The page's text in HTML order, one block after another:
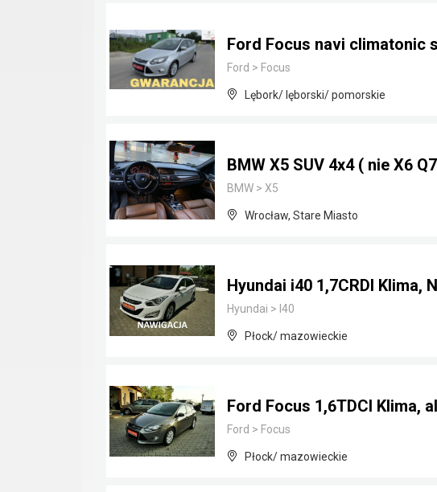
Ford Focus navi climatonic
Ford > Focus
Lębork/ lęborski/ pomorskie
BMW X5 SUV 4x4 ( nie X6
BMW > X5
Wrocław, Stare Miasto
Hyundai i40 1,7CRDI Klima,
Hyundai > I40
Płock/ mazowieckie
Ford Focus 1,6TDCI Klima,
Ford > Focus
Płock/ mazowieckie